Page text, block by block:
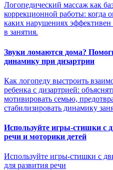
Логопедический массаж как
коррекционной работы: когда
каких нарушениях эффективен
в занятия.
Звуки ломаются дома?
динамику при дизартрии
Как логопеду выстроить
ребенка с дизартрией:
мотивировать семью,
стабилизировать динамику
Используйте игры-стишки с
речи и моторики детей
Используйте игры-стишки с
для развития речи